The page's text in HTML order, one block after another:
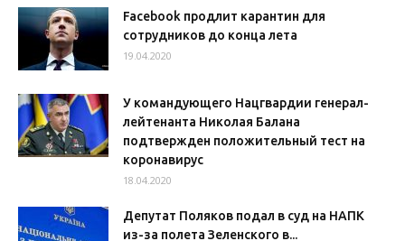
Facebook продлит карантин для
сотрудников до конца лета
19.04.2020
У командующего Нацгвардии генерал-
лейтенанта Николая Балана
подтвержден положительный тест на
коронавирус
18.04.2020
Депутат Поляков подал в суд на НАПК
из-за полета Зеленского в...